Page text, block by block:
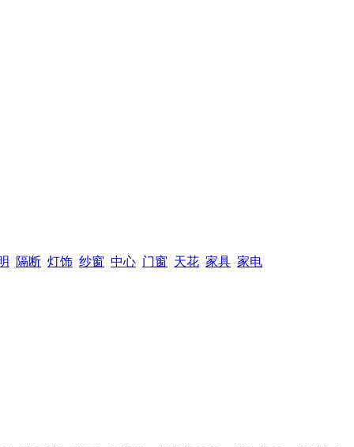
隔断 灯饰 纱窗 中心 门窗 天花 家具 家电